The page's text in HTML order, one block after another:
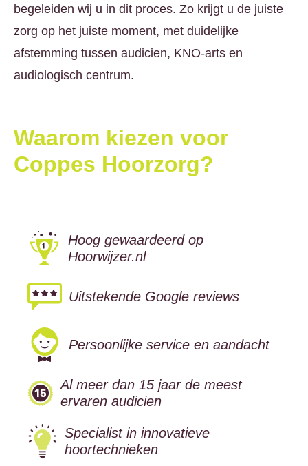
begeleiden wij u in dit proces. Zo krijgt u de juiste
zorg op het juiste moment, met duidelijke
afstemming tussen audicien, KNO-arts en
audiologisch centrum.
Waarom kiezen voor
Coppes Hoorzorg?
Hoog gewaardeerd op
Hoorwijzer.nl
Uitstekende Google reviews
Persoonlijke service en aandacht
Al meer dan 15 jaar de meest
ervaren audicien
Specialist in innovatieve
hoortechnieken